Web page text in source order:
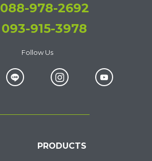
088-978-2692
093-915-3978
Follow Us
PRODUCTS